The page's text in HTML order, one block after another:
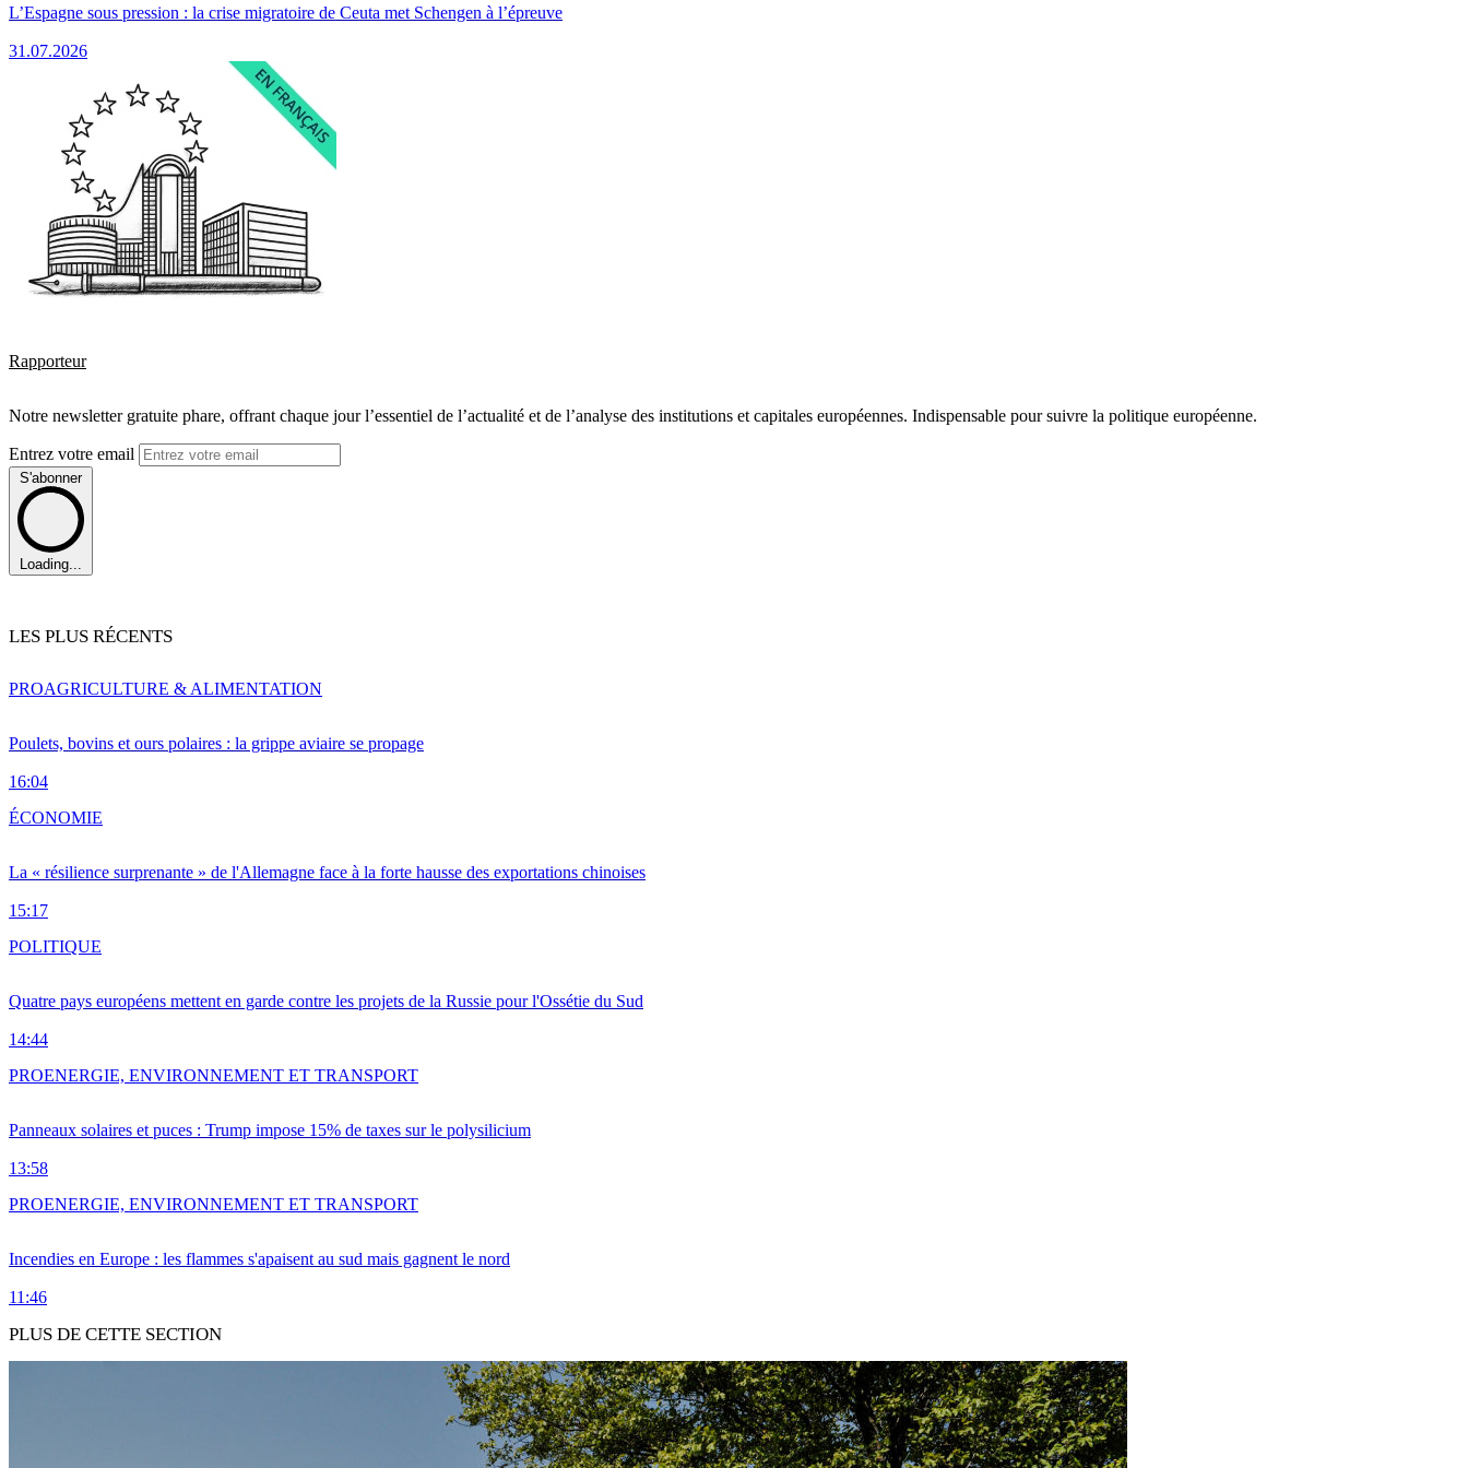
L’Espagne sous pression : la crise migratoire de Ceuta met Schengen à l’épreuve
31.07.2026
Rapporteur
Notre newsletter gratuite phare, offrant chaque jour l’essentiel de l’actualité et de l’analyse des institutions et capitales européennes. Indispensable pour suivre la politique européenne.
Entrez votre email
S'abonner
Loading...
LES PLUS RÉCENTS
Poulets, bovins et ours polaires : la grippe aviaire se propage
16:04
PROAGRICULTURE & ALIMENTATION
La « résilience surprenante » de l'Allemagne face à la forte hausse des exportations chinoises
15:17
ÉCONOMIE
Quatre pays européens mettent en garde contre les projets de la Russie pour l'Ossétie du Sud
14:44
POLITIQUE
Panneaux solaires et puces : Trump impose 15% de taxes sur le polysilicium
13:58
PROENERGIE, ENVIRONNEMENT ET TRANSPORT
Incendies en Europe : les flammes s'apaisent au sud mais gagnent le nord
11:46
PROENERGIE, ENVIRONNEMENT ET TRANSPORT
PLUS DE CETTE SECTION